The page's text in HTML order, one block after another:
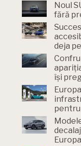
Noul
fără
deja
își
Europa